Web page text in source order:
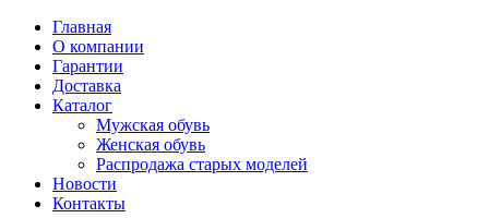
Главная
О компании
Гарантии
Доставка
Каталог
Мужская обувь
Женская обувь
Распродажа старых моделей
Новости
Контакты